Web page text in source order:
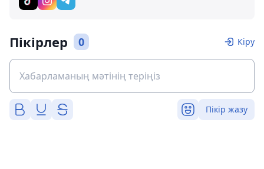
Пікірлер 0 Кіру
Пікір жазу